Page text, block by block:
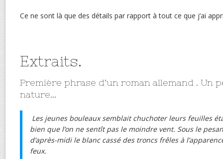
Ce ne sont là que des détails par rapport à tout ce que j’ai
Extraits.
Première phrase d’un roman allemand . Un
nature…
Les jeunes bouleaux semblait chuchoter leurs feuilles
bien que l’on ne sentît pas le moindre vent. Sous le
d’après-midi le blanc cassé des troncs frêles à
feux.